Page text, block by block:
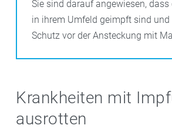
Sie sind darauf angewiesen, dass
in ihrem Umfeld geimpft sind und
Schutz vor der Ansteckung mit
Krankheiten mit
ausrotten